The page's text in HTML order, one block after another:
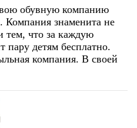
обувную компанию
Компания знаменита не
тем, что за каждую
пару детям бесплатно.
компания. В своей